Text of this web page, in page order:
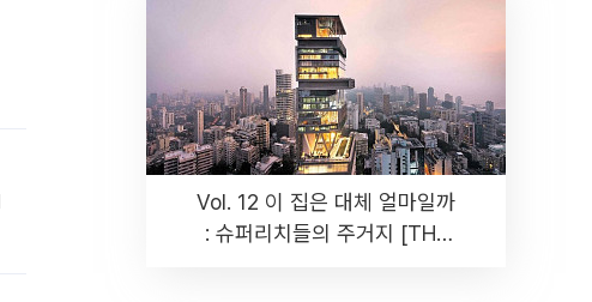
Vol. 12 이 집은 대체 얼마일까
: 슈퍼리치들의 주거지 [THE